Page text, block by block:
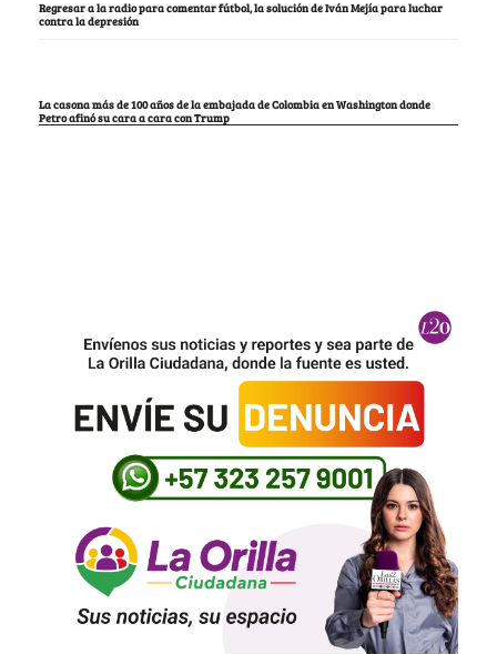
Regresar a la radio para comentar fútbol, la solución de Iván Mejía para luchar
contra la depresión
La casona más de 100 años de la embajada de Colombia en Washington donde
Petro afinó su cara a cara con Trump